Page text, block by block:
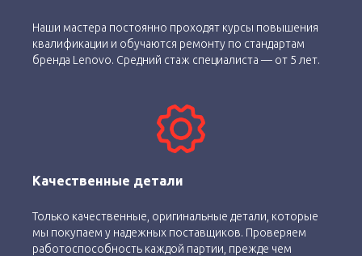
Наши мастера постоянно проходят курсы повышения
квалификации и обучаются ремонту по стандартам
бренда Lenovo. Средний стаж специалиста — от 5 лет.
Качественные детали
Только качественные, оригинальные детали, которые
мы покупаем у надежных поставщиков. Проверяем
работоспособность каждой партии, прежде чем